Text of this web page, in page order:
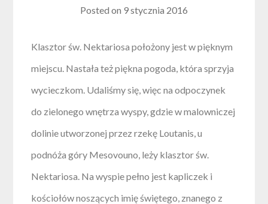
Posted on 9 stycznia 2016
Klasztor św. Nektariosa położony jest w pięknym
miejscu. Nastała też piękna pogoda, która sprzyja
wycieczkom. Udaliśmy się, więc na odpoczynek
do zielonego wnętrza wyspy, gdzie w malowniczej
dolinie utworzonej przez rzekę Loutanis, u
podnóża góry Mesovouno, leży klasztor św.
Nektariosa. Na wyspie pełno jest kapliczek i
kościołów noszących imię świętego, znanego z